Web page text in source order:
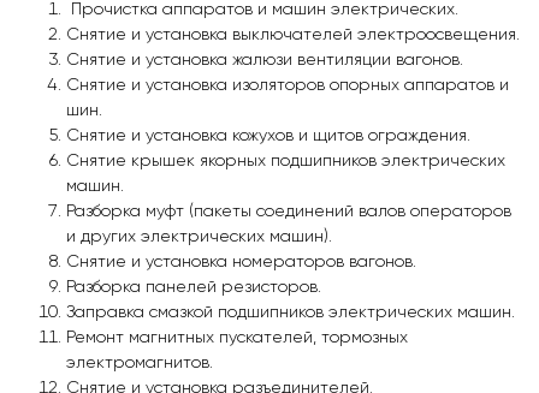
Прочистка аппаратов и машин электрических.
Снятие и установка выключателей электроосвещения.
Снятие и установка жалюзи вентиляции вагонов.
Снятие и установка изоляторов опорных аппаратов и
шин.
Снятие и установка кожухов и щитов ограждения.
Снятие крышек якорных подшипников электрических
машин.
Разборка муфт (пакеты соединений валов операторов
и других электрических машин).
Снятие и установка номераторов вагонов.
Разборка панелей резисторов.
Заправка смазкой подшипников электрических машин.
Ремонт магнитных пускателей, тормозных
электромагнитов.
Снятие и установка разъединителей.